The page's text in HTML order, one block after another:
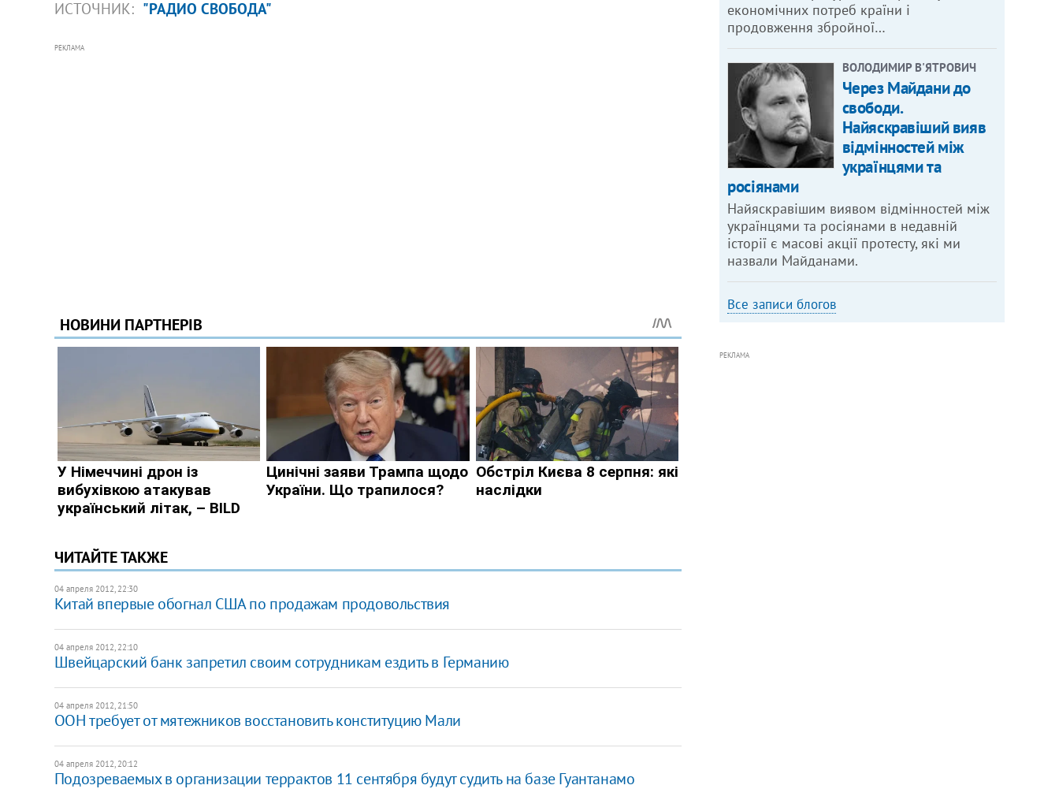
ИСТОЧНИК: "РАДИО СВОБОДА"
РЕКЛАМА
ЧИТАЙТЕ ТАКЖЕ
04 апреля 2012, 22:30
Китай впервые обогнал США по продажам продовольствия
04 апреля 2012, 22:10
Швейцарский банк запретил своим сотрудникам ездить в Германию
04 апреля 2012, 21:50
ООН требует от мятежников восстановить конституцию Мали
04 апреля 2012, 20:12
Подозреваемых в организации террактов 11 сентября будут судить на базе Гуантанамо
економічних потреб країни і
продовження збройної…
ВОЛОДИМИР В'ЯТРОВИЧ
Через Майдани до
свободи.
Найяскравіший вияв
відмінностей між
українцями та
росіянами
Найяскравішим виявом відмінностей між
українцями та росіянами в недавній
історії є масові акції протесту, які ми
назвали Майданами.
Все записи блогов
РЕКЛАМА